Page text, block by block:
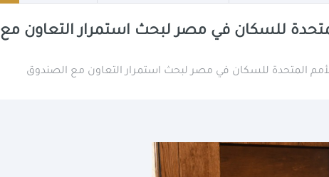
للسكان في مصر لبحث استمرار التعاون مع
المتحدة للسكان في مصر لبحث استمرار التعاون مع الصندوق